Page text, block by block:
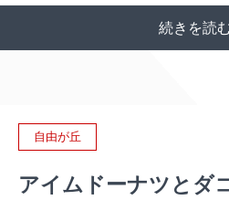
続きを読
自由が丘
アイムドーナツとダ